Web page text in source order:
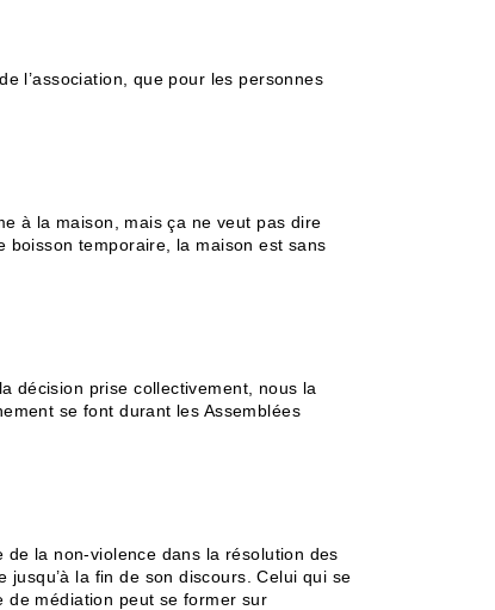
l’association, que pour les personnes
à la maison, mais ça ne veut pas dire
boisson temporaire, la maison est sans
décision prise collectivement, nous la
se font durant les Assemblées
de la non-violence dans la résolution des
la fin de son discours. Celui qui se
de médiation peut se former sur